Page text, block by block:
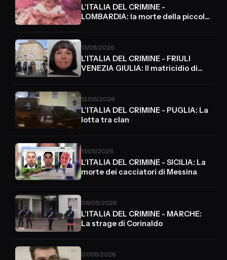
L'ITALIA DEL CRIMINE -
LOMBARDIA: la morte della piccola
13/05/2026
L'ITALIA DEL CRIMINE - FRIULI
VENEZIA GIULIA: Il matricidio di
12/05/2026
L'ITALIA DEL CRIMINE - PUGLIA: La
lotta tra clan
11/05/2026
L'ITALIA DEL CRIMINE - SICILIA: La
morte dei cacciatori di Messina
08/05/2026
L'ITALIA DEL CRIMINE - MARCHE:
La strage di Corinaldo
07/05/2026